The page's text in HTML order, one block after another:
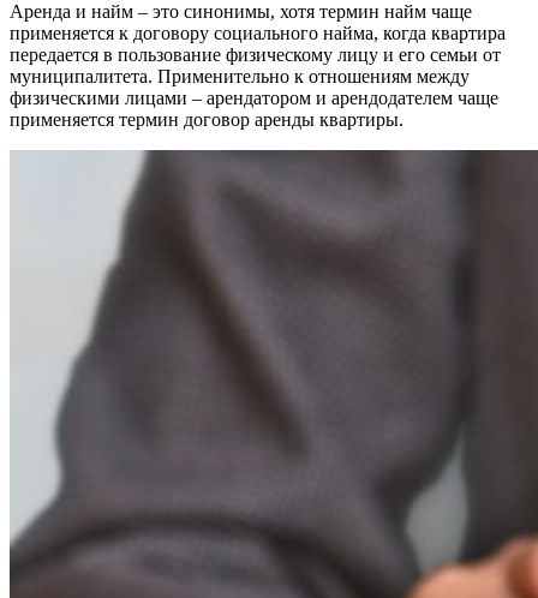
Аренда и найм – это синонимы, хотя термин найм чаще
применяется к договору социального найма, когда квартира
передается в пользование физическому лицу и его семьи от
муниципалитета. Применительно к отношениям между
физическими лицами – арендатором и арендодателем чаще
применяется термин договор аренды квартиры.